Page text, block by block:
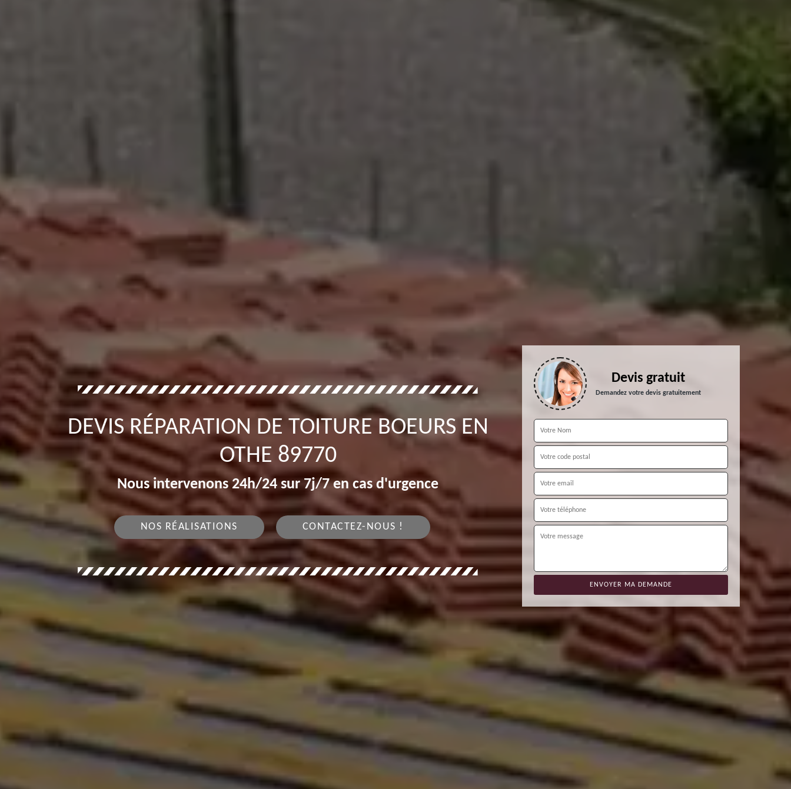
DEVIS RÉPARATION DE TOITURE BOEURS EN
OTHE 89770
Nous intervenons 24h/24 sur 7j/7 en cas d'urgence
NOS RÉALISATIONS CONTACTEZ-NOUS !
Devis gratuit
Demandez votre devis gratuitement